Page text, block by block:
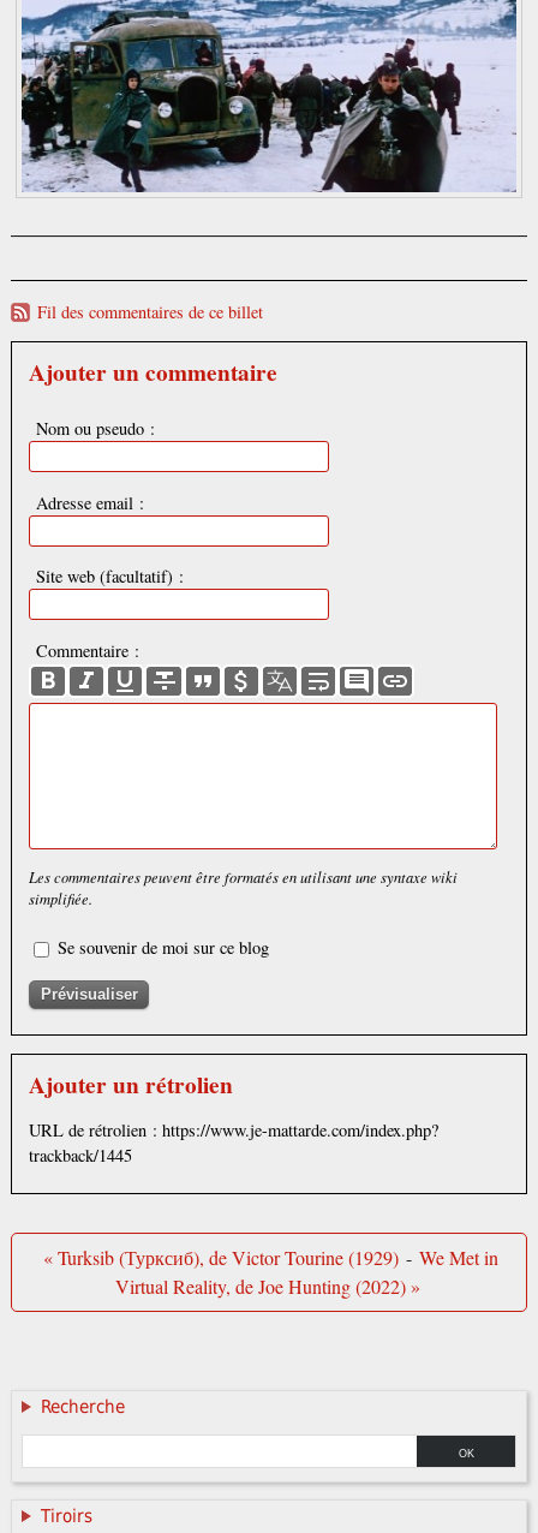
Fil des commentaires de ce billet
Ajouter un commentaire
Nom ou pseudo :
Adresse email :
Site web (facultatif) :
Commentaire :
Les commentaires peuvent être formatés en utilisant une syntaxe wiki
simplifiée.
Se souvenir de moi sur ce blog
Ajouter un rétrolien
URL de rétrolien : https://www.je-mattarde.com/index.php?
trackback/1445
« Turksib (Турксиб), de Victor Tourine (1929) - We Met in
Virtual Reality, de Joe Hunting (2022) »
Recherche
Tiroirs